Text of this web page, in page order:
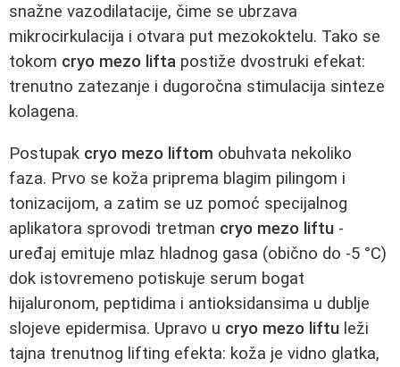
snažne vazodilatacije, čime se ubrzava
mikrocirkulacija i otvara put mezokoktelu. Tako se
tokom cryo mezo lifta postiže dvostruki efekat:
trenutno zatezanje i dugoročna stimulacija sinteze
kolagena.
Postupak cryo mezo liftom obuhvata nekoliko
faza. Prvo se koža priprema blagim pilingom i
tonizacijom, a zatim se uz pomoć specijalnog
aplikatora sprovodi tretman cryo mezo liftu -
uređaj emituje mlaz hladnog gasa (obično do -5 °C)
dok istovremeno potiskuje serum bogat
hijaluronom, peptidima i antioksidansima u dublje
slojeve epidermisa. Upravo u cryo mezo liftu leži
tajna trenutnog lifting efekta: koža je vidno glatka,